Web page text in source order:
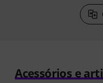
Acessórios e